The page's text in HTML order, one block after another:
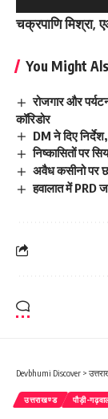
चक्रपाणि मिश्रा,
You Might
रोजगार और
कॉरिडोर
DM ने दिए
निष्कासितों पर
अवैध कसीनो पर
हवालात में PRD
Devbhumi Discover >
उत्तराखण्ड पौड़ी-